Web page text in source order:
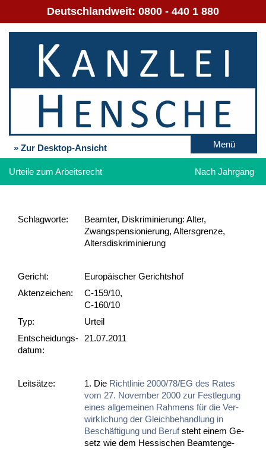
Deutschlandweit: 0800 - 440 1 880
» Zur Desktop-Ansicht Menü
Urteile zum Arbeitsrecht Nach Jahrgang
Schlag­worte:
Beamter, Diskriminierung: Alter,
Zwangspensionierung, Altersgrenze,
Altersdiskriminierung
Gericht:
Europäischer Gerichtshof
Akten­zeichen:
C-159/10,
C-160/10
Typ:
Urteil
Ent­scheid­ungs­
datum:
21.07.2011
Leit­sätze: 1. Die Richt­li­nie 2000/78/EG des Ra­tes
vom 27. No­vem­ber 2000 zur Fest­le­gung
ei­nes all­ge­mei­nen Rah­mens für die Ver­
wirk­li­chung der Gleich­be­hand­lung in
Beschäfti­gung und Be­rufsteht ei­nem Ge­
setz wie dem Hes­si­schen Be­am­ten­ge­